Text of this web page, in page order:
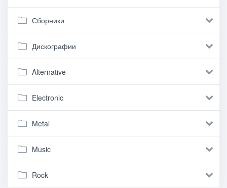
Сборники
Дискографии
Alternative
Electronic
Metal
Music
Rock